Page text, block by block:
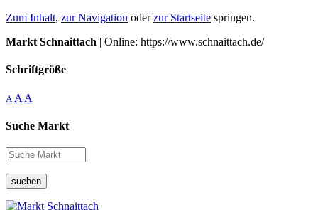
Zum Inhalt, zur Navigation oderzur Startseite springen.
Markt Schnaittach | Online: https://www.schnaittach.de/
Schriftgröße
A A A
Suche Markt
suchen